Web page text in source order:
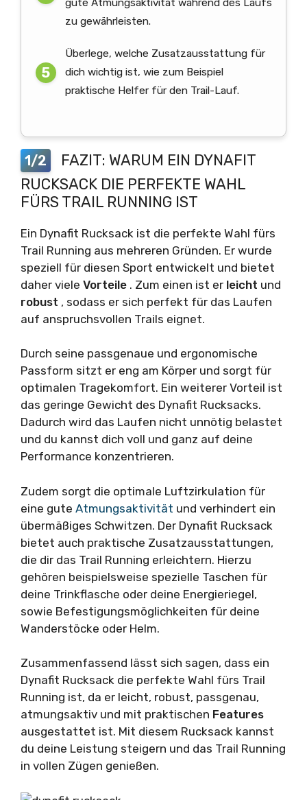
gute Atmungsaktivität während des Laufs
zu gewährleisten.
Überlege, welche Zusatzausstattung für
dich wichtig ist, wie zum Beispiel
praktische Helfer für den Trail-Lauf.
1/2
FAZIT: WARUM EIN DYNAFIT
RUCKSACK DIE PERFEKTE WAHL
FÜRS TRAIL RUNNING IST
Ein Dynafit Rucksack ist die perfekte Wahl fürs
Trail Running aus mehreren Gründen. Er wurde
speziell für diesen Sport entwickelt und bietet
daher viele Vorteile . Zum einen ist er leicht und
robust , sodass er sich perfekt für das Laufen
auf anspruchsvollen Trails eignet.
Durch seine passgenaue und ergonomische
Passform sitzt er eng am Körper und sorgt für
optimalen Tragekomfort. Ein weiterer Vorteil ist
das geringe Gewicht des Dynafit Rucksacks.
Dadurch wird das Laufen nicht unnötig belastet
und du kannst dich voll und ganz auf deine
Performance konzentrieren.
Zudem sorgt die optimale Luftzirkulation für
eine gute Atmungsaktivität und verhindert ein
übermäßiges Schwitzen. Der Dynafit Rucksack
bietet auch praktische Zusatzausstattungen,
die dir das Trail Running erleichtern. Hierzu
gehören beispielsweise spezielle Taschen für
deine Trinkflasche oder deine Energieriegel,
sowie Befestigungsmöglichkeiten für deine
Wanderstöcke oder Helm.
Zusammenfassend lässt sich sagen, dass ein
Dynafit Rucksack die perfekte Wahl fürs Trail
Running ist, da er leicht, robust, passgenau,
atmungsaktiv und mit praktischen Features
ausgestattet ist. Mit diesem Rucksack kannst
du deine Leistung steigern und das Trail Running
in vollen Zügen genießen.